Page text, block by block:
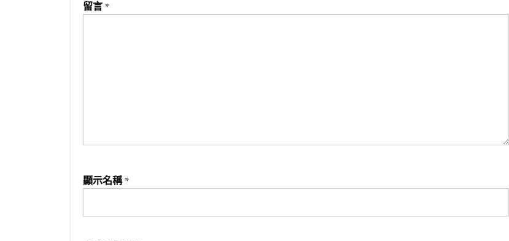
留言 *
顯示名稱 *